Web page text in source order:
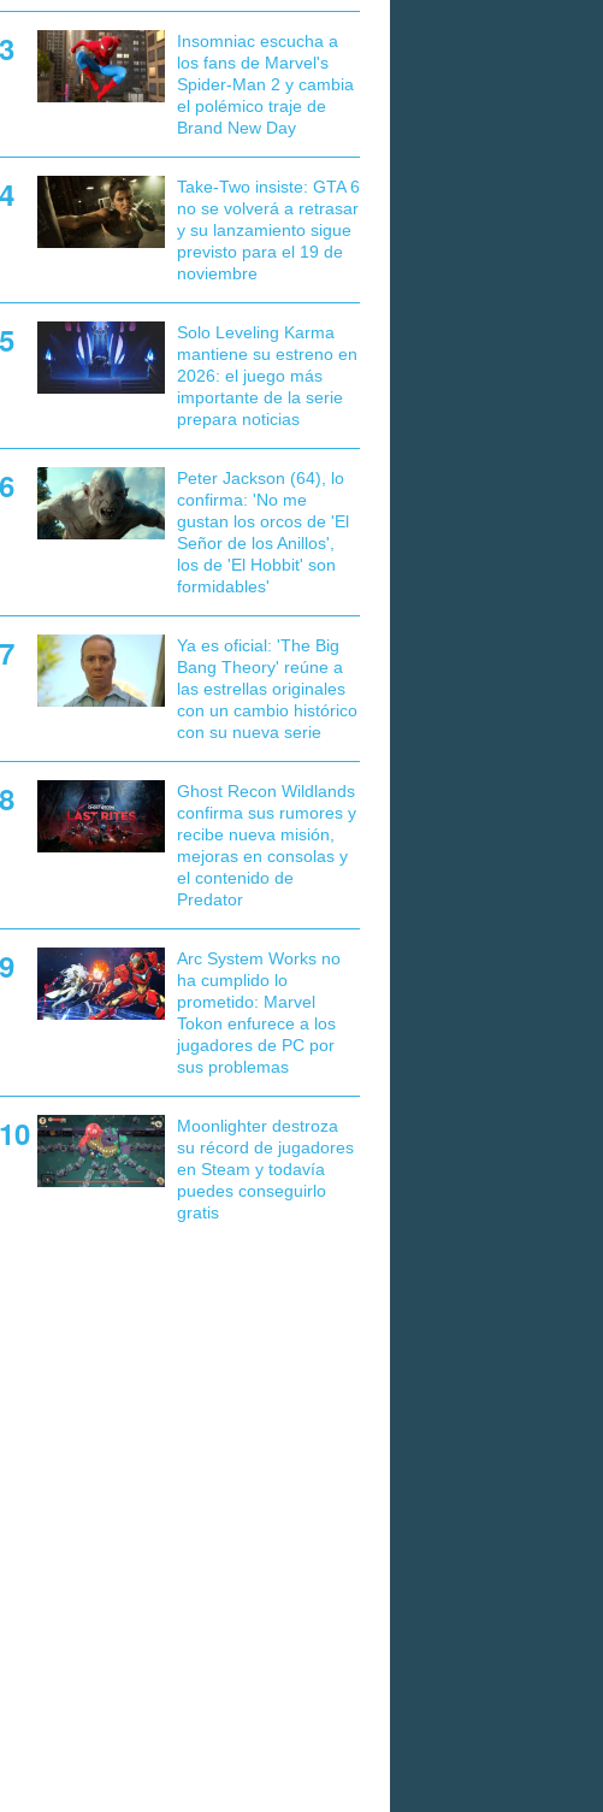
Insomniac escucha a
los fans de Marvel's
Spider-Man 2 y cambia
el polémico traje de
Brand New Day
Take-Two insiste: GTA 6
no se volverá a retrasar
y su lanzamiento sigue
previsto para el 19 de
noviembre
Solo Leveling Karma
mantiene su estreno en
2026: el juego más
importante de la serie
prepara noticias
Peter Jackson (64), lo
confirma: 'No me
gustan los orcos de 'El
Señor de los Anillos',
los de 'El Hobbit' son
formidables'
Ya es oficial: 'The Big
Bang Theory' reúne a
las estrellas originales
con un cambio histórico
con su nueva serie
Ghost Recon Wildlands
confirma sus rumores y
recibe nueva misión,
mejoras en consolas y
el contenido de
Predator
Arc System Works no
ha cumplido lo
prometido: Marvel
Tokon enfurece a los
jugadores de PC por
sus problemas
Moonlighter destroza
su récord de jugadores
en Steam y todavía
puedes conseguirlo
gratis